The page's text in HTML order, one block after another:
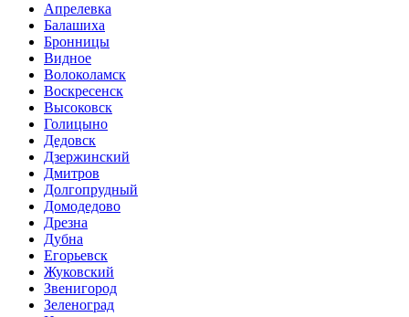
Апрелевка
Балашиха
Бронницы
Видное
Волоколамск
Воскресенск
Высоковск
Голицыно
Дедовск
Дзержинский
Дмитров
Долгопрудный
Домодедово
Дрезна
Дубна
Егорьевск
Жуковский
Звенигород
Зеленоград